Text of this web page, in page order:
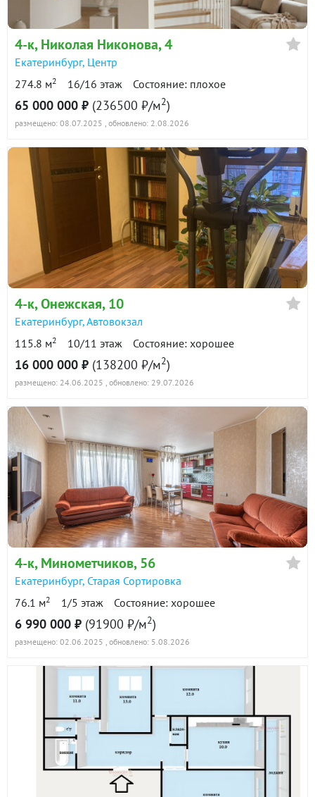
4-к, Николая Никонова, 4
Екатеринбург, Центр
274.8 м2 16/16 этаж Состояние: плохое
65 000 000 ₽ (236500 ₽/м2)
размещено: 08.07.2025 , обновлено: 2.08.2026
4-к, Онежская, 10
Екатеринбург,Автовокзал
115.8 м2 10/11 этаж Состояние: хорошее
16 000 000 ₽ (138200 ₽/м2)
размещено: 24.06.2025 , обновлено: 29.07.2026
4-к, Минометчиков, 56
Екатеринбург, Старая Сортировка
76.1 м2 1/5 этаж Состояние: хорошее
6 990 000 ₽ (91900 ₽/м2)
размещено: 02.06.2025 , обновлено: 5.08.2026